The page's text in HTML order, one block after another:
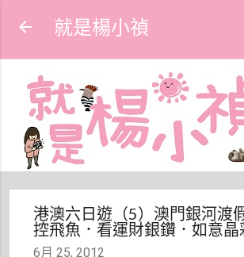
就是楊小禎
港澳六日遊（5）澳門銀河渡
控飛魚．看運財銀鑽．如意晶
6月 25, 2012